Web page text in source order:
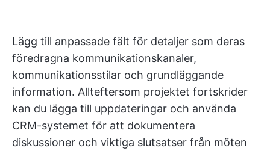
Lägg till anpassade fält för detaljer som deras
föredragna kommunikationskanaler,
kommunikationsstilar och grundläggande
information. Allteftersom projektet fortskrider
kan du lägga till uppdateringar och använda
CRM-systemet för att dokumentera
diskussioner och viktiga slutsatser från möten